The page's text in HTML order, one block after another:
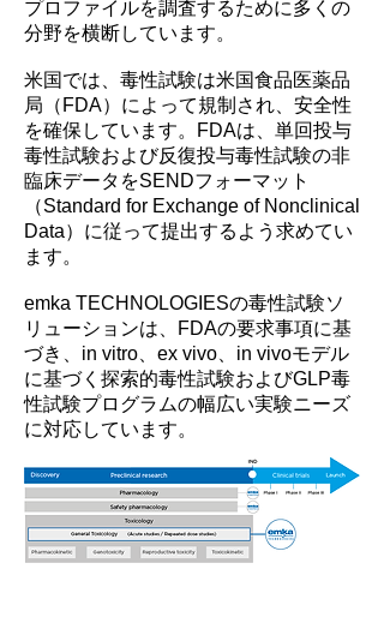
プロファイルを調査するために多くの
分野を横断しています。
米国では、毒性試験は米国食品医薬品
局（FDA）によって規制され、安全性
を確保しています。FDAは、単回投与
毒性試験および反復投与毒性試験の非
臨床データをSENDフォーマット
（Standard for Exchange of Nonclinical
Data）に従って提出するよう求めてい
ます。
emka TECHNOLOGIESの毒性試験ソ
リューションは、FDAの要求事項に基
づき、in vitro、ex vivo、in vivoモデル
に基づく探索的毒性試験およびGLP毒
性試験プログラムの幅広い実験ニーズ
に対応しています。